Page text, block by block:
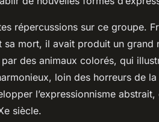
répercussions sur ce groupe.
sa mort, il avait produit un grand
des animaux colorés, qui
loin des horreurs de
l’expressionnisme abstrait,
siècle.